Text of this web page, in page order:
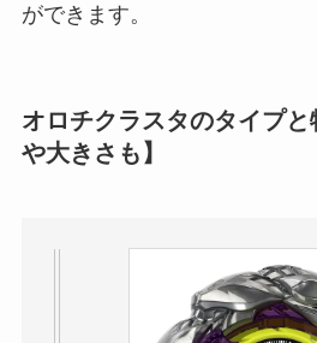
ができます。
オロチクラスタのタイプ
や大きさも】